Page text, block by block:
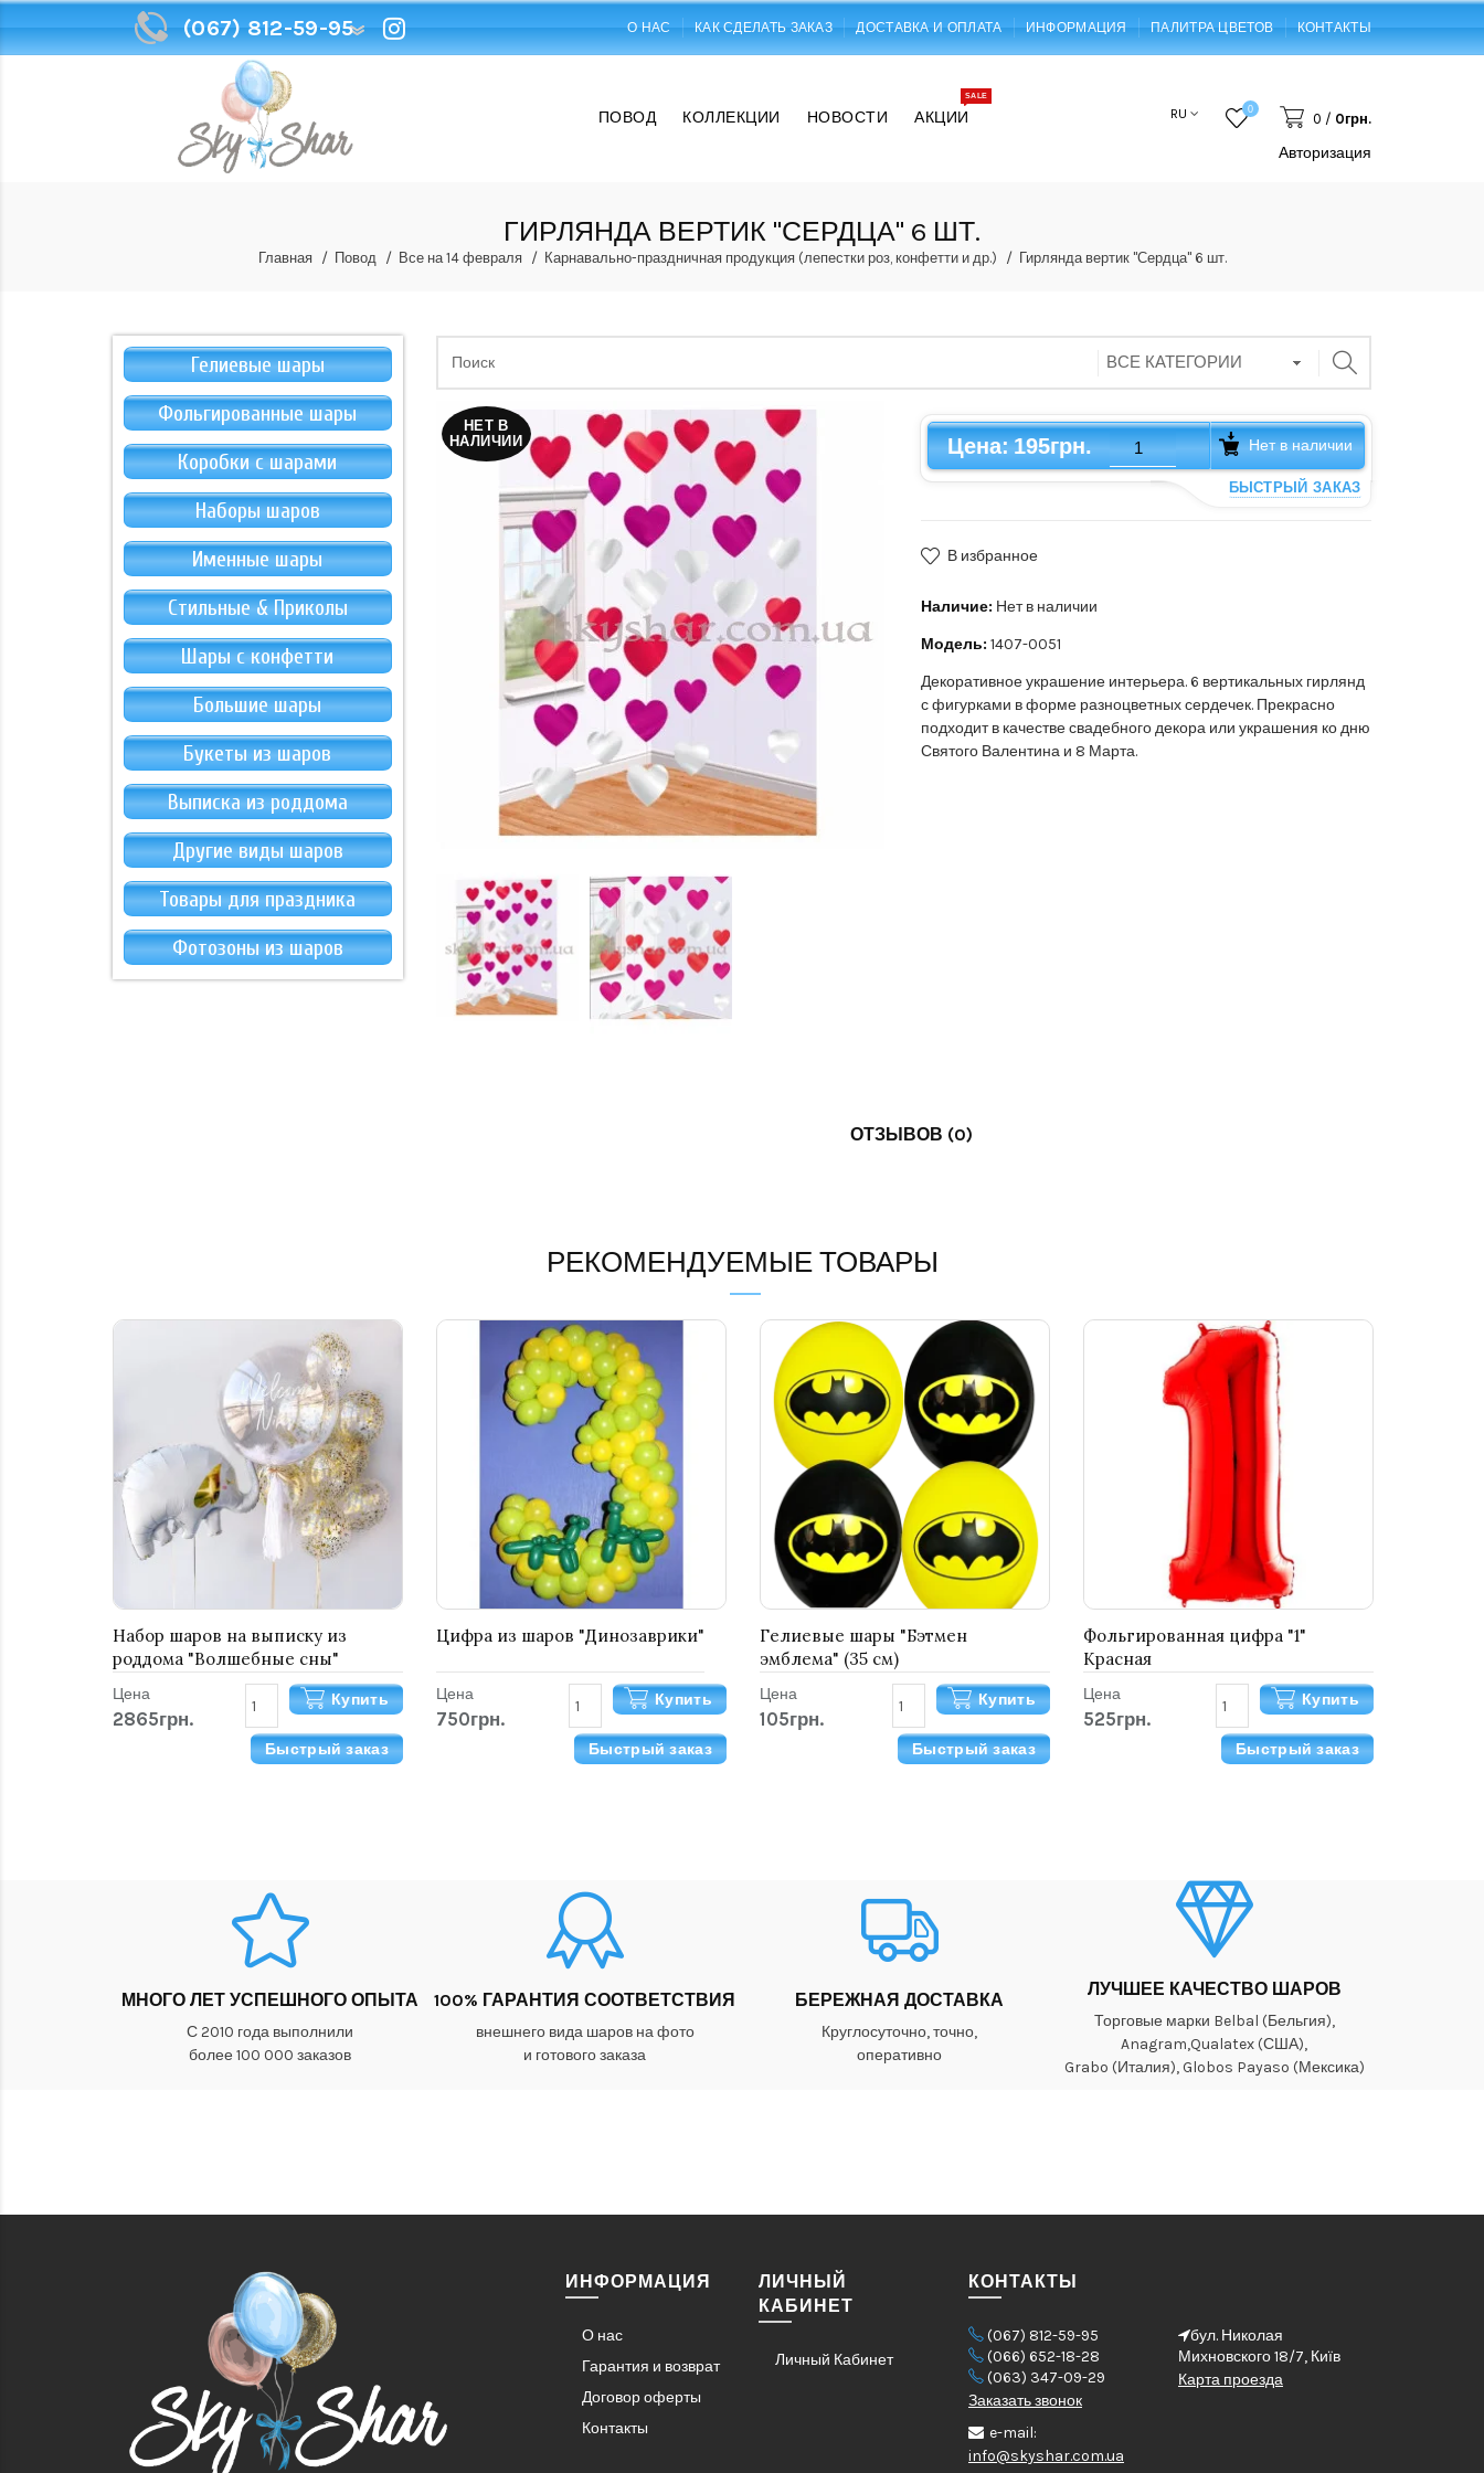
(067) 812-59-95
(067) 812-59-95
О НАС КАК СДЕЛАТЬ ЗАКАЗ ДОСТАВКА И ОПЛАТА ИНФОРМАЦИЯ ПАЛИТРА ЦВЕТОВ КОНТАКТЫ
ПОВОД КОЛЛЕКЦИИ НОВОСТИ АКЦИИ
SALE
RU 0
0 / 0грн.
Авторизация
ГИРЛЯНДА ВЕРТИК "СЕРДЦА" 6 ШТ.
Главная Повод Все на 14 февраля Карнавально-праздничная продукция (лепестки роз, конфетти и др.) Гирлянда вертик "Сердца" 6 шт.
Гелиевые шары
Фольгированные шары
Коробки с шарами
Наборы шаров
Именные шары
Стильные & Приколы
Шары с конфетти
Большие шары
Букеты из шаров
Выписка из роддома
Другие виды шаров
Товары для праздника
Фотозоны из шаров
НЕТ В
НАЛИЧИИ
Цена:195грн. Нет в наличии
БЫСТРЫЙ ЗАКАЗ
В избранное
Наличие: Нет в наличии
Модель: 1407-0051
Декоративное украшение интерьера. 6 вертикальных гирлянд
с фигурками в форме разноцветных сердечек. Прекрасно
подходит в качестве свадебного декора или украшения ко дню
Святого Валентина и 8 Марта.
ОТЗЫВОВ (0)
РЕКОМЕНДУЕМЫЕ ТОВАРЫ
Набор шаров на выписку из
роддома "Волшебные сны"
Цена
2865грн.
Купить
Быстрый заказ
Цифра из шаров "Динозаврики"
Цена
750грн.
Купить
Быстрый заказ
Гелиевые шары "Бэтмен
эмблема" (35 см)
Цена
105грн.
Купить
Быстрый заказ
Фольгированная цифра "1"
Красная
Цена
525грн.
Купить
Быстрый заказ
МНОГО ЛЕТ УСПЕШНОГО ОПЫТА
С 2010 года выполнили
более 100 000 заказов
100% ГАРАНТИЯ СООТВЕТСТВИЯ
внешнего вида шаров на фото
и готового заказа
БЕРЕЖНАЯ ДОСТАВКА
Круглосуточно, точно,
оперативно
ЛУЧШЕЕ КАЧЕСТВО ШАРОВ
Торговые марки Belbal (Бельгия),
Anagram,Qualatex (США),
Grabo (Италия), Globos Payaso (Мексика)
ИНФОРМАЦИЯ
О нас
Гарантия и возврат
Договор оферты
Контакты
ЛИЧНЫЙ
КАБИНЕТ
Личный Кабинет
КОНТАКТЫ
(067) 812-59-95
(066) 652-18-28
(063) 347-09-29
Заказать звонок
бул. Николая
Михновского 18/7, Київ
Карта проезда
e-mail:
info@skyshar.com.ua